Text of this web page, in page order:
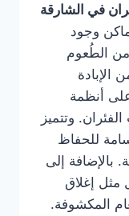
في الشارقة
وجود
من الطُعوم
الإبادة
أنظمة
وتتميز
للحفاظ
بالإضافة إلى
مثل إغلاق
المكشوفة.